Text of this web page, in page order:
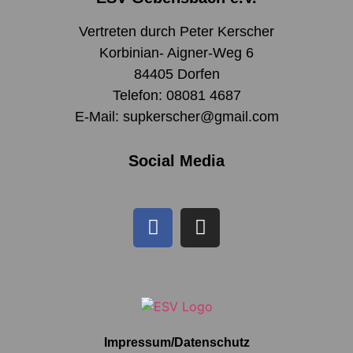
Vertreten durch Peter Kerscher
Korbinian- Aigner-Weg 6
84405 Dorfen
Telefon: 08081 4687
E-Mail: supkerscher@gmail.com
Social Media
Impressum/Datenschutz